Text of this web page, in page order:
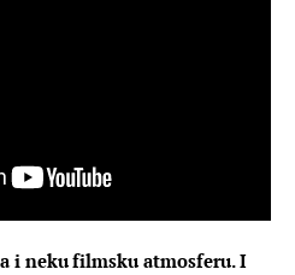
i neku filmsku atmosferu. I